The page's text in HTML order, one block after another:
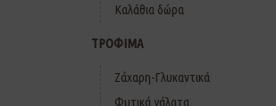
Καλάθια δώρα
ΤΡΟΦΙΜΑ
Ζάχαρη-Γλυκαντικά
Φυτικά γάλατα